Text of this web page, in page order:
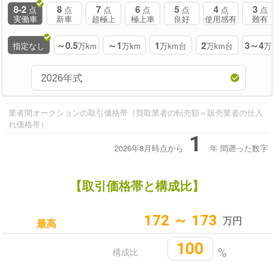
8-2 点
実働車
8 点
新車
7 点
超極上
6 点
極上車
5 点
良好
4 点
使用感有
3 点
難有
指定なし ～0.5万km ～1万km 1万km台 2万km台 3～4万
業者間オークションの取引価格帯（買取業者の転売額＝販売業者の仕入
れ価格帯）
2026年8月時点から 1 年 間遡った数字
【取引価格帯と構成比】
最高 172 ～ 173 万円
%
100
構成比